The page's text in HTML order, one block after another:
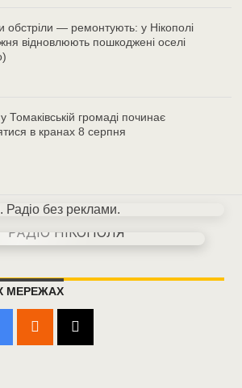
обстріли — ремонтують: у Нікополі
відновлюють пошкоджені оселі
Томаківській громаді починає
в кранах 8 серпня
МЕРЕЖАХ